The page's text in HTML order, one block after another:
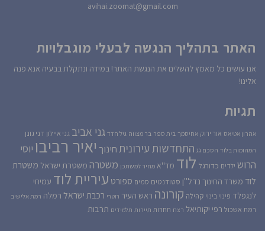
avihai.zoomat@gmail.com
האתר בתהליך הנגשה לבעלי מוגבלויות
אנו עושים כל מאמץ להשלים את הנגשת האתר! במידה ונתקלת בבעיה אנא פנה
אלינו!
תגיות
אהרון אטיאס אור ירוק אחיסמך בית ספר בר מצווה גיל חדד גני אביב גני איילון דני גונן
המהומות בלוד הסכם גג התחדשות עירוניתחינוך יאיר רביבו יוסי
הרוש ילדים כדורגל לוד מד''א מחיר למשתכן משטרה משטרת ישראל משטרת
לוד משרד החינוך נדל''ן סטודנטים סמים ספורט עיריית לוד עמיחי
לנגפלד פינוי בינוי קהילה קורונה ראש העיר רוטרי רכבת ישראל רמלה רמת אלישיב
רמת אשכול רפי יקותיאל רצח תחרות תיירות תלמידים תרבות